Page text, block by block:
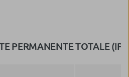
PERMANENTE TOTALE